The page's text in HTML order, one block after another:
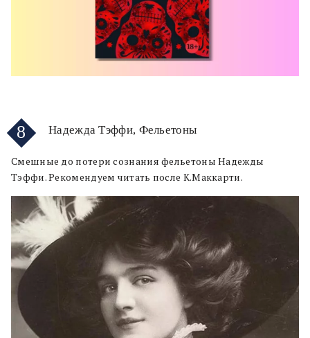
8 Надежда Тэффи, Фельетоны
Смешные до потери сознания фельетоны Надежды
Тэффи. Рекомендуем читать после К.Маккарти.